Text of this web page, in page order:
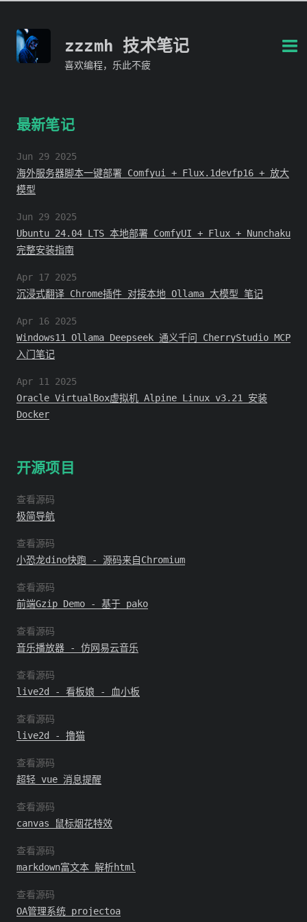
zzzmh 技术笔记
喜欢编程，乐此不疲
最新笔记
Jun 29 2025
海外服务器脚本一键部署 Comfyui + Flux.1devfp16 + 放大
模型
Jun 29 2025
Ubuntu 24.04 LTS 本地部署 ComfyUI + Flux + Nunchaku
完整安装指南
Apr 17 2025
沉浸式翻译 Chrome插件 对接本地 Ollama 大模型 笔记
Apr 16 2025
Windows11 Ollama Deepseek 通义千问 CherryStudio MCP
入门笔记
Apr 11 2025
Oracle VirtualBox虚拟机 Alpine Linux v3.21 安装
Docker
开源项目
查看源码
极简导航
查看源码
小恐龙dino快跑 - 源码来自Chromium
查看源码
前端Gzip Demo - 基于 pako
查看源码
音乐播放器 - 仿网易云音乐
查看源码
live2d - 看板娘 - 血小板
查看源码
live2d - 撸猫
查看源码
超轻 vue 消息提醒
查看源码
canvas 鼠标烟花特效
查看源码
markdown富文本 解析html
查看源码
OA管理系统 projectoa